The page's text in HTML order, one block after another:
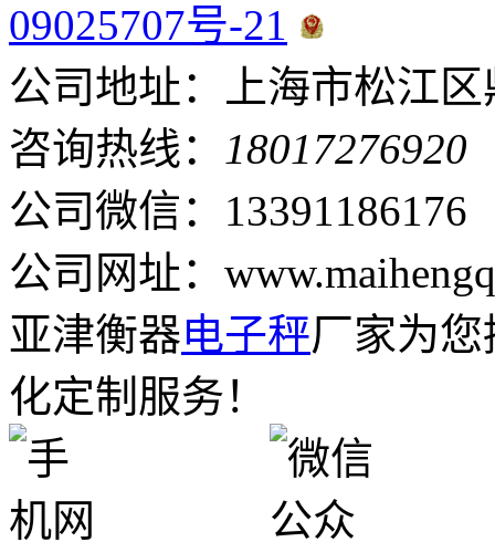
09025707号-21
公司地址：上海市松江区
咨询热线： 18017276920
公司微信：13391186176
公司网址：
亚津衡器电子秤厂家为
化定制服务！